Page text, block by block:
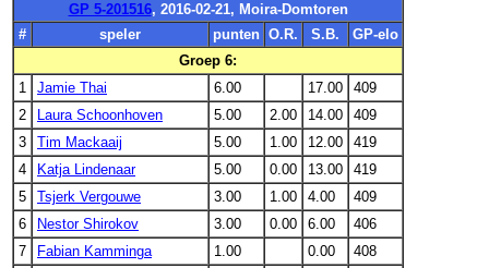
GP 5-201516, 2016-02-21, Moira-Domtoren
#
speler punten O.R. S.B.
GP-elo
Groep 6:
1
Jamie Thai 6.00 17.00
409
2
Laura Schoonhoven 5.00 2.00 14.00
409
3
Tim Mackaaij 5.00 1.00 12.00
419
4
Katja Lindenaar 5.00 0.00 13.00
419
5
Tsjerk Vergouwe 3.00 1.00 4.00
409
6
Nestor Shirokov 3.00 0.00 6.00
406
7
Fabian Kamminga 1.00 0.00
408